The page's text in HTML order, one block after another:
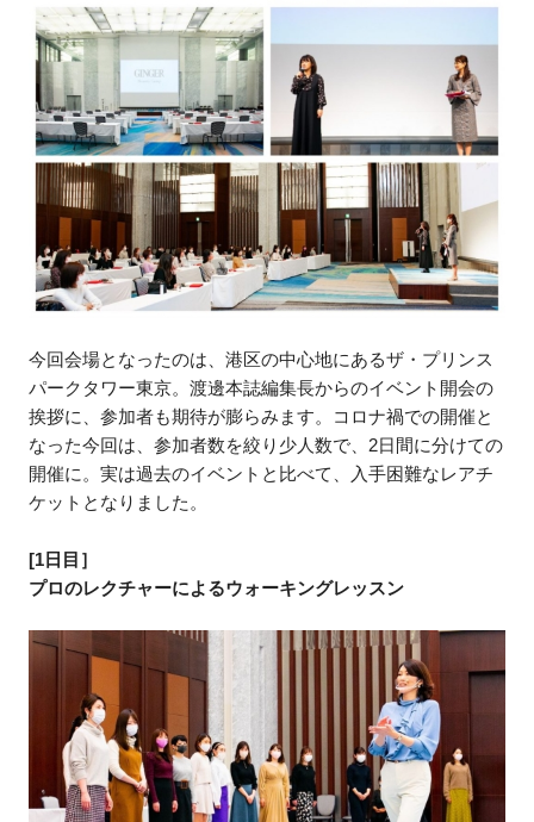
今回会場となったのは、港区の中心地にあるザ・プリンス
パークタワー東京。渡邊本誌編集長からのイベント開会の
挨拶に、参加者も期待が膨らみます。コロナ禍での開催と
なった今回は、参加者数を絞り少人数で、2日間に分けての
開催に。実は過去のイベントと比べて、入手困難なレアチ
ケットとなりました。
[1日目］
プロのレクチャーによるウォーキングレッスン